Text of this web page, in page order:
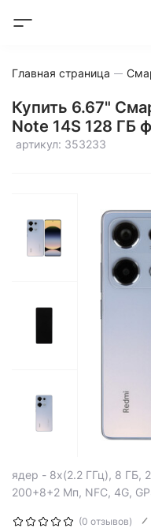
Главная страница
Купить 6.67"
Note 14S 128 ГБ
артикул: 353233
ядер - 8x(2.2 ГГц), 8 ГБ,
200+8+2 Мп, NFC, 4G,
(0 отзывов)